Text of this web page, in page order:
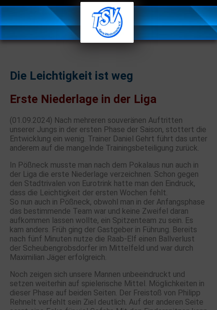
Die Leichtigkeit ist weg
Erste Niederlage in der Liga
(01.09.2024) Nach mehreren souveränen Auftritten
unserer Jungs in der ersten Phase der Saison, stottert die
Entwicklung ein wenig. Trainer Daniel Gehrt führt das unter
anderem auf die mangelnde Trainingsbeteiligung zurück.
In Pößneck musste man nach dem Pokalaus nun auch in
der Liga die erste Niederlage verzeichnen. Schon gegen
den Stadtrivalen von Eurotrink hatte man den Eindruck,
dass die Leichtigkeit der ersten Wochen fehlt.
So nun auch in Pößneck, obwohl man in der Anfangsphase
das bestimmende Team war und keine Zweifel daran
aufkommen lassen wollte, ein Spitzenteam zu sein. Es
kam anders. Früh ging der Gastgeber in Führung. Bereits
nach fünf Minuten nutze die Raab-Elf einen Ballverlust
der Scheubengrobsdorfer im Mittelfeld und war durch
Maximilian Jäger erfolgreich.
Noch zeigen sich unsere Mannen unbeeindruckt und
setzen weiterhin auf spielerische Mittel. Möglichkeiten in
dieser Phase auf beiden Seiten. Der Freistoß von Philipp
Rehnelt verfehlt sein Ziel deutlich. Auf der anderen Seite